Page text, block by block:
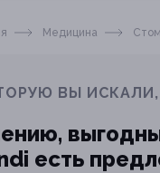
Медицина
ВЫ
есть